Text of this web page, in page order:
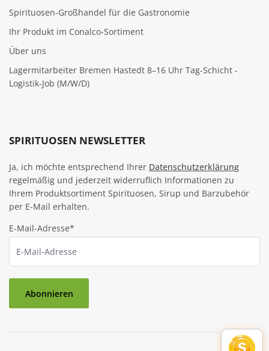
Spirituosen-Großhandel für die Gastronomie
Ihr Produkt im Conalco-Sortiment
Über uns
Lagermitarbeiter Bremen Hastedt 8–16 Uhr Tag-Schicht -
Logistik-Job (M/W/D)
SPIRITUOSEN NEWSLETTER
Ja, ich möchte entsprechend Ihrer Datenschutzerklärung
regelmäßig und jederzeit widerruflich Informationen zu
Ihrem Produktsortiment Spirituosen, Sirup und Barzubehör
per E-Mail erhalten.
E-Mail-Adresse*
Abonnieren